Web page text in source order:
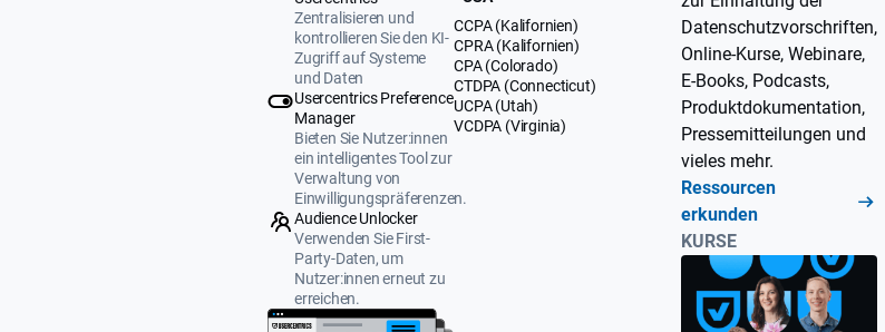
Zentralisieren und
kontrollieren Sie den KI-
Zugriff auf Systeme
und Daten
Usercentrics Preference
Manager
Bieten Sie Nutzer:innen
ein intelligentes Tool zur
Verwaltung von
Einwilligungspräferenzen.
Audience Unlocker
Verwenden Sie First-
Party-Daten, um
Nutzer:innen erneut zu
erreichen.
CCPA (Kalifornien)
CPRA (Kalifornien)
CPA (Colorado)
CTDPA (Connecticut)
UCPA (Utah)
VCDPA (Virginia)
Datenschutzvorschriften,
Online-Kurse, Webinare,
E-Books, Podcasts,
Produktdokumentation,
Pressemitteilungen und
vieles mehr.
Ressourcen
erkunden
KURSE